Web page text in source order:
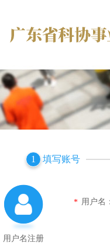
1 填写账号
用户名注册
* 用户名